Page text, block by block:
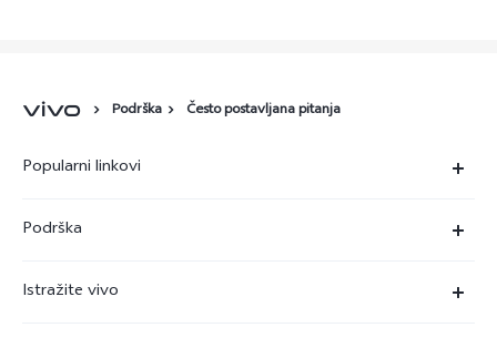
Podrška Često postavljana pitanja
Popularni linkovi
Y22s
Podrška
Istražite vivo